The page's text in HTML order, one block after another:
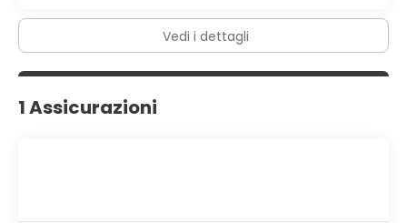
Vedi i dettagli
1 Assicurazioni